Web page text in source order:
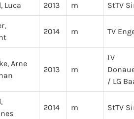
Luca 2013 m StTV
2014 m TV
Arne
2013 m
LV
/ LG
2014 m StTV